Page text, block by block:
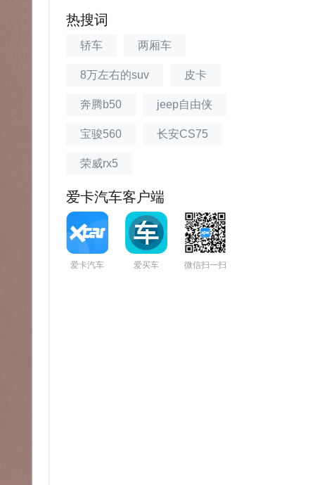
热搜词
轿车 两厢车
8万左右的suv 皮卡
奔腾b50 jeep自由侠
宝骏560 长安CS75
荣威rx5
爱卡汽车客户端
爱卡汽车 爱买车 微信扫一扫